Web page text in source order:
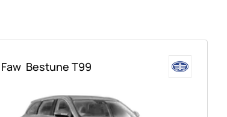
Faw Bestune T99